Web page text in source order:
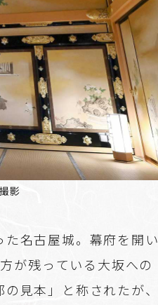
影
名古屋城。幕府を開い
が残っている大坂への
見本」と称されたが、